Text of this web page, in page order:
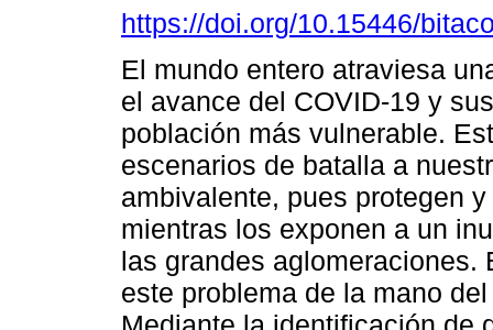
https://doi.org/10.15446/
El mundo entero atraviesa
el avance del COVID-19 y
población más vulnerable.
escenarios de batalla a
ambivalente, pues protegen
mientras los exponen a un
las grandes aglomeraciones.
este problema de la mano